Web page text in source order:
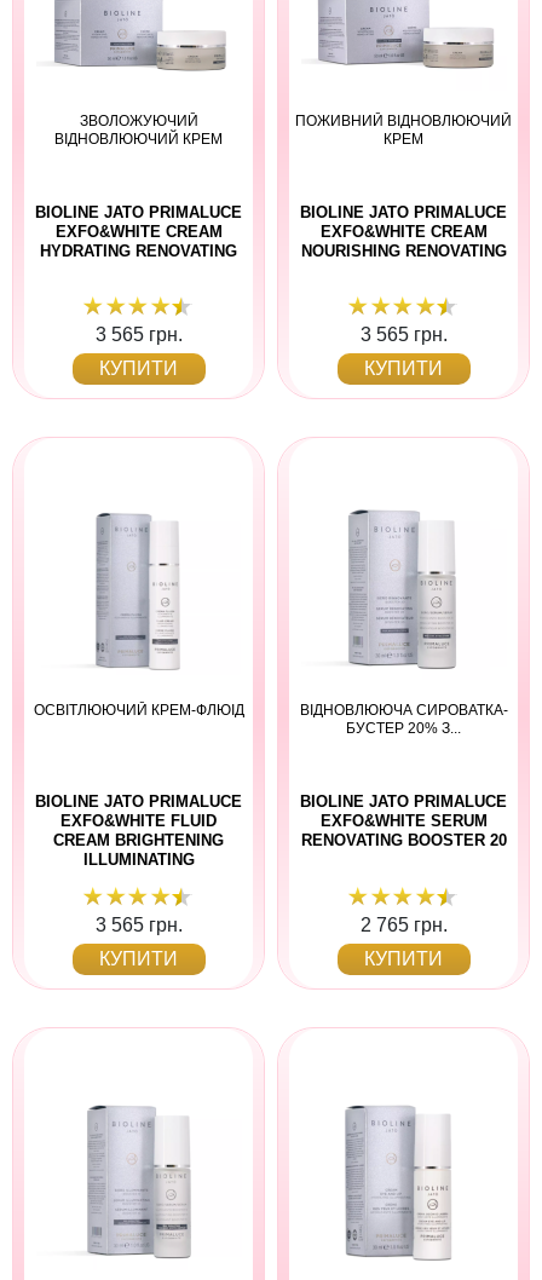
ЗВОЛОЖУЮЧИЙ
ВІДНОВЛЮЮЧИЙ КРЕМ
BIOLINE JATO PRIMALUCE
EXFO&WHITE CREAM
HYDRATING RENOVATING
3 565 грн.
КУПИТИ
ПОЖИВНИЙ ВІДНОВЛЮЮЧИЙ
КРЕМ
BIOLINE JATO PRIMALUCE
EXFO&WHITE CREAM
NOURISHING RENOVATING
3 565 грн.
КУПИТИ
ОСВІТЛЮЮЧИЙ КРЕМ-ФЛЮІД
BIOLINE JATO PRIMALUCE
EXFO&WHITE FLUID
CREAM BRIGHTENING
ILLUMINATING
3 565 грн.
КУПИТИ
ВІДНОВЛЮЮЧА СИРОВАТКА-
БУСТЕР 20% З...
BIOLINE JATO PRIMALUCE
EXFO&WHITE SERUM
RENOVATING BOOSTER 20
2 765 грн.
КУПИТИ